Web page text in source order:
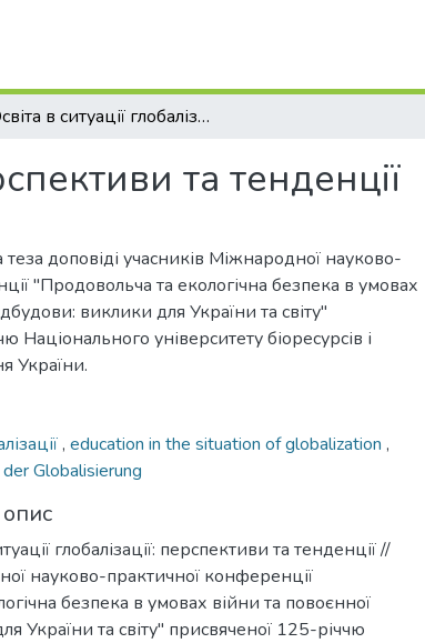
Освіта в ситуації глобалізації: перспективи та тенденції
та тенденції
теза доповіді учасників Міжнародної науково-
"Продовольча та екологічна безпека в умовах
виклики для України та світу"
Національного університету біоресурсів і
України.
, education in the situation of globalization ,
Globalisierung
глобалізації: перспективи та тенденції //
науково-практичної конференції
безпека в умовах війни та повоєнної
України та світу" присвяченої 125-річчю